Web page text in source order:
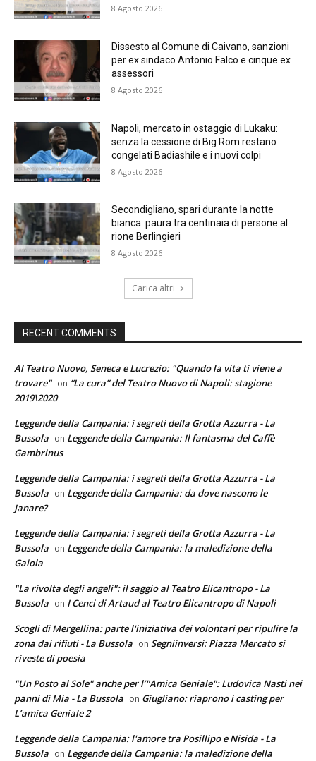
8 Agosto 2026
Dissesto al Comune di Caivano, sanzioni
per ex sindaco Antonio Falco e cinque ex
assessori
8 Agosto 2026
Napoli, mercato in ostaggio di Lukaku:
senza la cessione di Big Rom restano
congelati Badiashile e i nuovi colpi
8 Agosto 2026
Secondigliano, spari durante la notte
bianca: paura tra centinaia di persone al
rione Berlingieri
8 Agosto 2026
Carica altri
RECENT COMMENTS
Al Teatro Nuovo, Seneca e Lucrezio: "Quando la vita ti viene a
trovare" on “La cura” del Teatro Nuovo di Napoli: stagione
2019\2020
Leggende della Campania: i segreti della Grotta Azzurra - La
Bussola on Leggende della Campania: Il fantasma del Caffè
Gambrinus
Leggende della Campania: i segreti della Grotta Azzurra - La
Bussola on Leggende della Campania: da dove nascono le
Janare?
Leggende della Campania: i segreti della Grotta Azzurra - La
Bussola on Leggende della Campania: la maledizione della
Gaiola
"La rivolta degli angeli": il saggio al Teatro Elicantropo - La
Bussola on I Cenci di Artaud al Teatro Elicantropo di Napoli
Scogli di Mergellina: parte l'iniziativa dei volontari per ripulire la
zona dai rifiuti - La Bussola on Segniinversi: Piazza Mercato si
riveste di poesia
"Un Posto al Sole" anche per l’"Amica Geniale": Ludovica Nasti nei
panni di Mia - La Bussola on Giugliano: riaprono i casting per
L’amica Geniale 2
Leggende della Campania: l'amore tra Posillipo e Nisida - La
Bussola on Leggende della Campania: la maledizione della